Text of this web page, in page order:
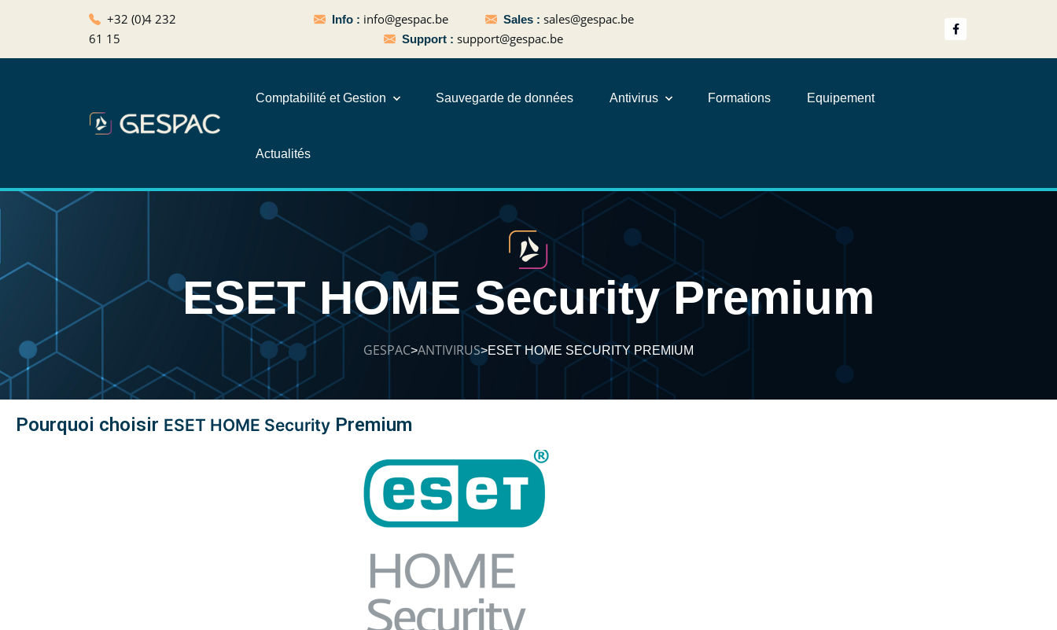
+32 (0)4 232
61 15
Info : info@gespac.be Sales : sales@gespac.be
Support : support@gespac.be
Comptabilité et Gestion Sauvegarde de données Antivirus Formations Equipement
Actualités
ESET HOME Security Premium
GESPAC>ANTIVIRUS>ESET HOME SECURITY PREMIUM
Pourquoi choisir ESET HOME Security Premium